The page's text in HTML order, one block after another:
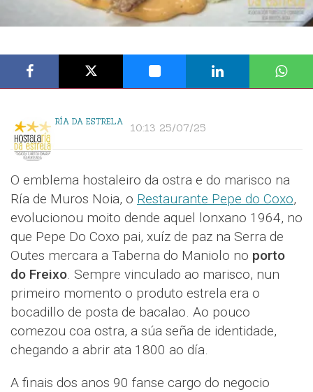
RÍA DA ESTRELA 10:13 25/07/25
O emblema hostaleiro da ostra e do marisco na
Ría de Muros Noia, o Restaurante Pepe do Coxo,
evolucionou moito dende aquel lonxano 1964, no
que Pepe Do Coxo pai, xuíz de paz na Serra de
Outes mercara a Taberna do Maniolo no porto
do Freixo. Sempre vinculado ao marisco, nun
primeiro momento o produto estrela era o
bocadillo de posta de bacalao. Ao pouco
comezou coa ostra, a súa seña de identidade,
chegando a abrir ata 1800 ao día.
A finais dos anos 90 fanse cargo do negocio